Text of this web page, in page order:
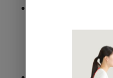
작년에 공개된 아
이 추가됩니